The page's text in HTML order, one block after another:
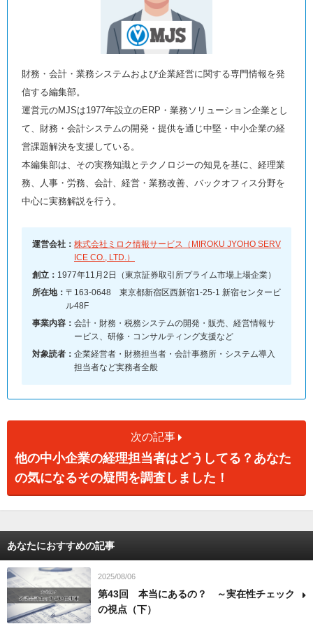
財務・会計・業務システムおよび企業経営に関する専門情報を発
信する編集部。
運営元のMJSは1977年設立のERP・業務ソリューション企業とし
て、財務・会計システムの開発・提供を通じ中堅・中小企業の経
営課題解決を支援している。
本編集部は、その実務知識とテクノロジーの知見を基に、経理業
務、人事・労務、会計、経営・業務改善、バックオフィス分野を
中心に実務解説を行う。
運営会社： 株式会社ミロク情報サービス（MIROKU JYOHO SERV
ICE CO., LTD.）
創立： 1977年11月2日（東京証券取引所プライム市場上場企業）
所在地： 〒163-0648 東京都新宿区西新宿1-25-1 新宿センタービ
ル48F
事業内容： 会計・財務・税務システムの開発・販売、経営情報サ
ービス、研修・コンサルティング支援など
対象読者： 企業経営者・財務担当者・会計事務所・システム導入
担当者など実務者全般
次の記事
他の中小企業の経理担当者はどうしてる？あなた
の気になるその疑問を調査しました！
あなたにおすすめの記事
2025/08/06
第43回 本当にあるの？ ～実在性チェック
の視点（下）